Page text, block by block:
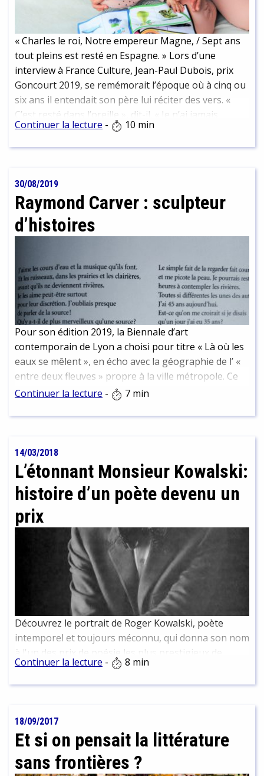
« Charles le roi, Notre empereur Magne, / Sept ans
tout pleins est resté en Espagne. » Lors d’une
interview à France Culture, Jean-Paul Dubois, prix
Goncourt 2019, se remémorait l’époque où à cinq ou
six ans il entendait son père lui réciter des vers. «
C’est resté dans l’oreille », dit-il. « Je n’ai jamais
oublié. » Écouter de la poésie dès son plus jeune âge
serait-il donc le secret pour devenir un écrivain à
passe par la voix d’un autre et que ces moments de
transmission et de partage préparent le terrain pour
le développement du goût de la lecture chez l’enfant.
Continuer la lecture - 10 min
30/08/2019
Raymond Carver : sculpteur
d’histoires
Pour son édition 2019, la Biennale d’art
contemporain de Lyon a choisi pour titre « Là où les
eaux se mêlent », en écho avec la géographie de l’ «
entre deux fleuves » propre à la ville métropole. Ce
titre, emprunté à un poème de Raymond Carver,
poétique et littéraire, l’occasion pour nous de revenir
la littérature made in US.
Continuer la lecture - 7 min
14/03/2018
L’étonnant Monsieur Kowalski:
histoire d’un poète devenu un
prix
Découvrez le portrait de Roger Kowalski, poète
intemporel et toujours méconnu, qui donna son nom
à l'un des prix de poésie les plus prestigieux de
France. Retour sur une vie, une œuvre, et sa
postérité.
Continuer la lecture - 8 min
18/09/2017
Et si on pensait la littérature
sans frontières ?